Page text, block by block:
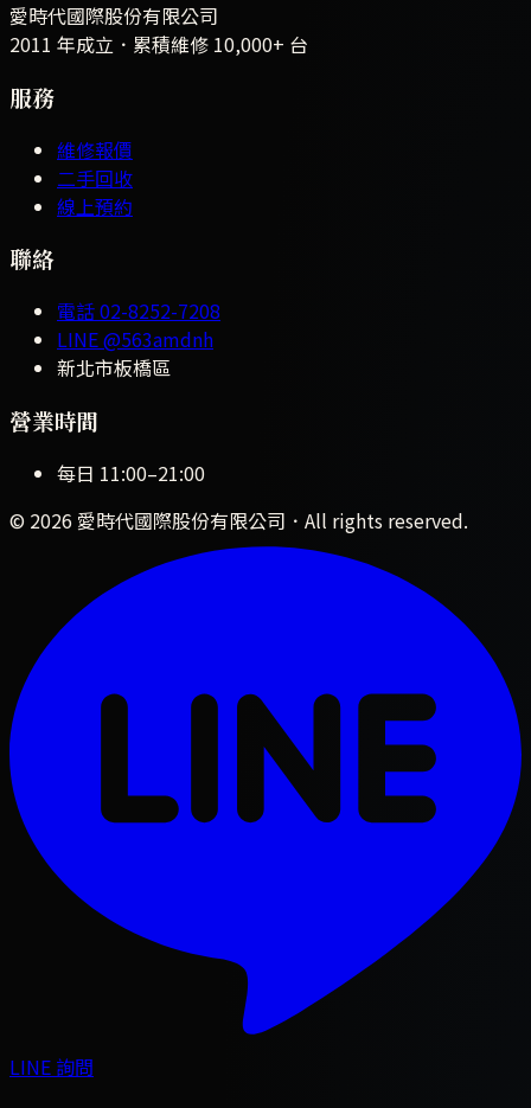
愛時代國際股份有限公司
2011 年成立．累積維修 10,000+ 台
服務
維修報價
二手回收
線上預約
聯絡
電話02-8252-7208
LINE@563amdnh
新北市板橋區
營業時間
每日 11:00–21:00
© 2026 愛時代國際股份有限公司 ．All rights reserved.
LINE 詢問